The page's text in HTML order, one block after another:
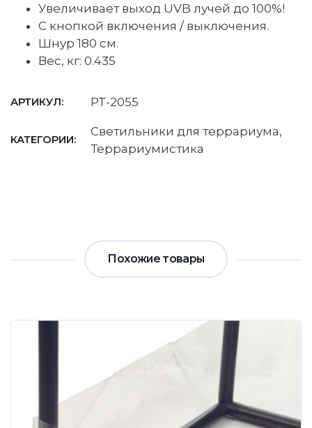
Увеличивает выход UVB лучей до 100%!
С кнопкой включения / выключения.
Шнур 180 см.
Вес, кг: 0.435
АРТИКУЛ: PT-2055
КАТЕГОРИИ:
Светильники для террариума,
Террариумистика
Похожие товары